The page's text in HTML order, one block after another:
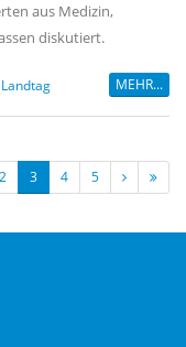
aus Medizin,
diskutiert.
MEHR...
2 3 4 5